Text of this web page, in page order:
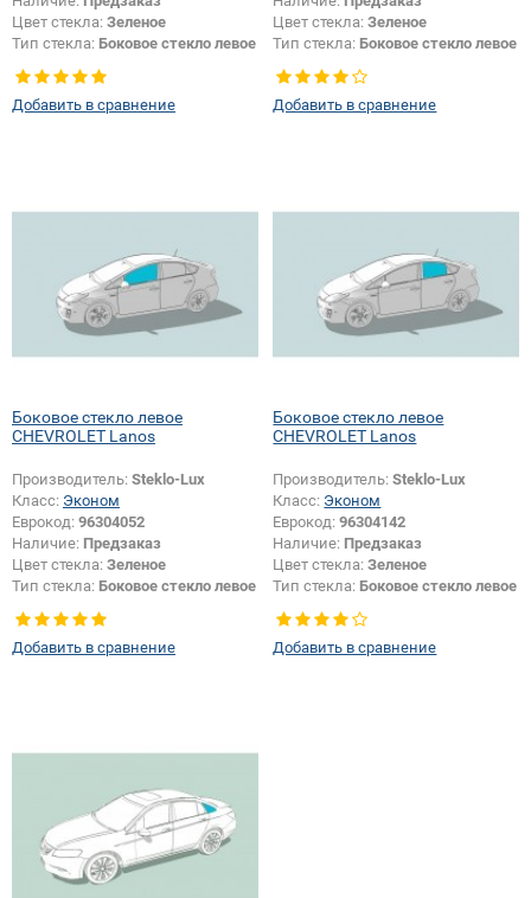
Цвет стекла: Зеленое
Тип стекла: Боковое стекло левое
Добавить в сравнение
Цвет стекла:Зеленое
Тип стекла: Боковое стекло левое
Добавить в сравнение
Боковое стекло левое
CHEVROLET Lanos
Производитель: Steklo-Lux
Класс: Эконом
Еврокод: 96304052
Наличие: Предзаказ
Цвет стекла: Зеленое
Тип стекла: Боковое стекло левое
Добавить в сравнение
Боковое стекло левое
CHEVROLET Lanos
Производитель:Steklo-Lux
Класс: Эконом
Еврокод:96304142
Наличие: Предзаказ
Цвет стекла:Зеленое
Тип стекла: Боковое стекло левое
Добавить в сравнение